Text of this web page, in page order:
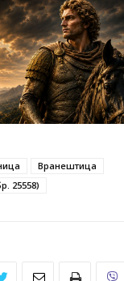
Вранештица
25558)